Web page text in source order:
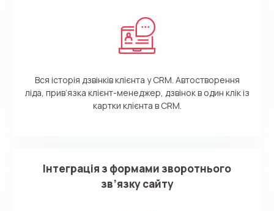
Вся історія дзвінків клієнта у CRM. Автостворення
ліда, прив’язка клієнт-менеджер, дзвінок в один клік із
картки клієнта в СRM.
Інтеграція з формами зворотнього
зв’язку сайту
Alternative: